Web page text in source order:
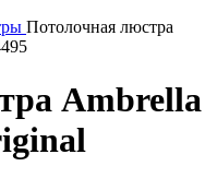
Потолочная люстра
Ambrella